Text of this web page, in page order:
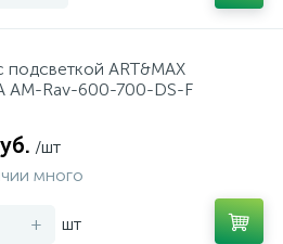
подсветкой ART&MAX
AM-Rav-600-700-DS-F
/шт
много
+ шт